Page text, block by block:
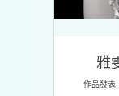
雅
作品發表